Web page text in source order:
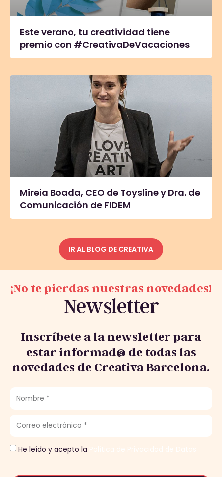
Este verano, tu creatividad tiene
premio con #CreativaDeVacaciones
Mireia Boada, CEO de Toysline y Dra. de
Comunicación de FIDEM
IR AL BLOG DE CREATIVA
¡No te pierdas nuestras novedades!
Newsletter
Inscríbete a la newsletter para
estar informad@ de todas las
novedades de Creativa Barcelona.
He leído y acepto la